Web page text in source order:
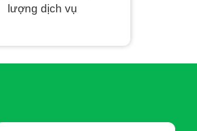
cống bếp bám mỡ dày, không thể xử
hóa chất để tránh gây ăn mòn đường
lượng dịch vụ